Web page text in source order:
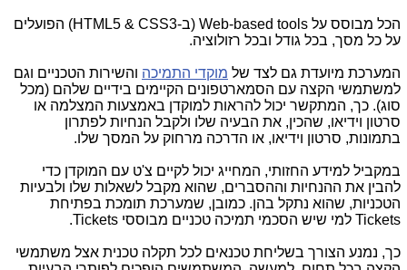
הכל מבוסס על Web-based tools (ב-HTML5 & CSS3) הפועלים
על כל מסך, בכל גודל ובכל רזולוציה.
המערכת מיועדת גם לצד של מוקדי התמיכה והשירות הטכניים וגם
למשתמשי הקצה עם הסמארטפונים הקיימים בידיים שלהם (מכל
סוג). כך, המתקשר יכול להראות למוקדן באמצעות המצלמה או
סרטון וידיאו, שהכין, את הבעיה שלו ולקבל הנחיות לפתרון
בתמונות, סרטון וידיאו, או הדרכה מרחוק על המסך שלו.
במקביל למידע החזותי, המחייג יכול לקיים צ'ט עם המוקדן כדי
להבין את ההנחיות וההסברים, שהוא מקבל לשאלות שלו ולבעיות
הטכניות, שהוא נתקל בהן. כמובן, שמערכת תומכת בפתיחת
Tickets למי שיש הסכמי תמיכה טכניים מבוססי Tickets
.
כך, נמנע הצורך בשליחת טכנאים לכל תקלה טכנית אצל משתמשי